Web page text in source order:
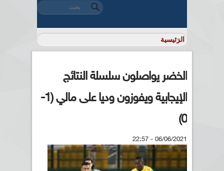
استمارة البحث
‏بحث ‏
الخضر يواصلون سلسلة النتائج
الإيجابية ويفوزون وديا على مالي (1-
0)
06/06/2021 - 22:57